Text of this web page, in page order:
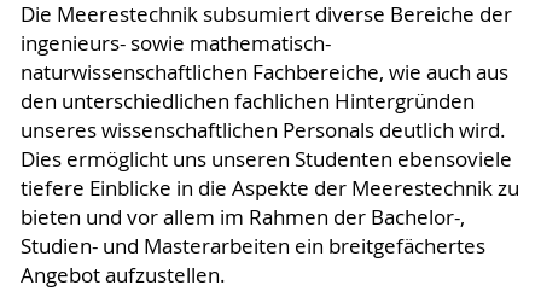
Die Meerestechnik subsumiert diverse Bereiche der
ingenieurs- sowie mathematisch-
naturwissenschaftlichen Fachbereiche, wie auch aus
den unterschiedlichen fachlichen Hintergründen
unseres wissenschaftlichen Personals deutlich wird.
Dies ermöglicht uns unseren Studenten ebensoviele
tiefere Einblicke in die Aspekte der Meerestechnik zu
bieten und vor allem im Rahmen der Bachelor-,
Studien- und Masterarbeiten ein breitgefächertes
Angebot aufzustellen.